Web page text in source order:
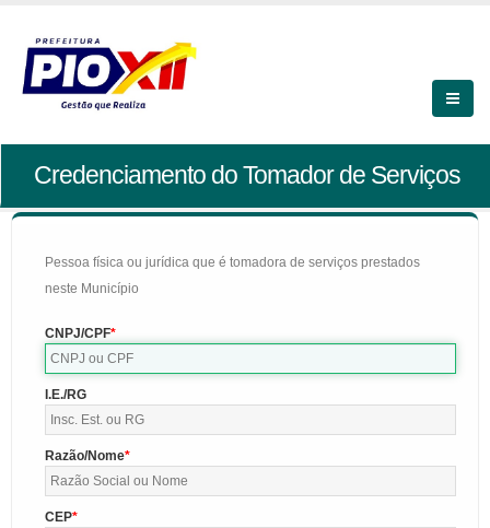
Credenciamento do Tomador de Serviços
Pessoa física ou jurídica que é tomadora de serviços prestados
neste Município
CNPJ/CPF
I.E./RG
Razão/Nome
CEP